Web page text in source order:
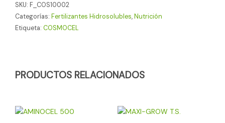
SKU: F_COS10002
Categorías: Fertilizantes Hidrosolubles, Nutrición
Etiqueta: COSMOCEL
PRODUCTOS RELACIONADOS